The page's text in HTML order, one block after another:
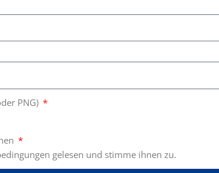
PNG)
gelesen und stimme ihnen zu.